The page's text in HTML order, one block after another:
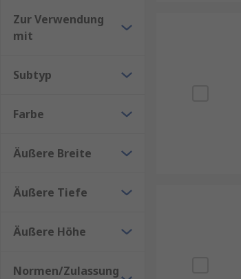
Zur Verwendung
mit
Subtyp
Farbe
Äußere Breite
Äußere Tiefe
Äußere Höhe
Normen/Zulassung